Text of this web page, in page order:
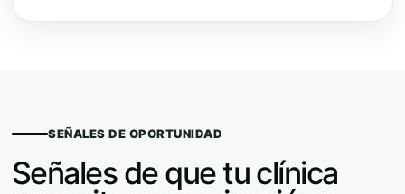
SEÑALES DE OPORTUNIDAD
Señales de que tu clínica